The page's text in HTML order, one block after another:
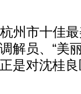
州市十佳
解员、“美
是对沈桂良